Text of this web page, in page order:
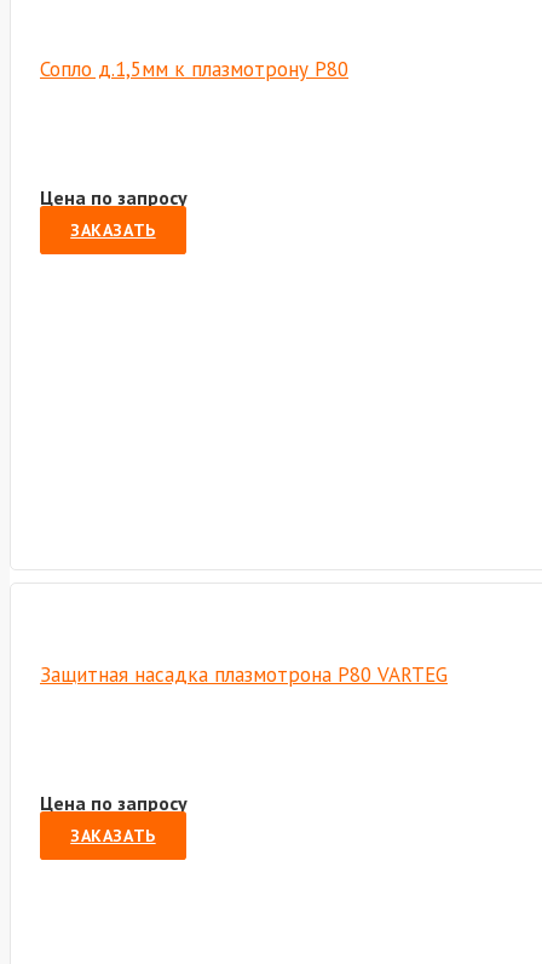
Сопло д.1,5мм к плазмотрону P80
Цена по запросу
ЗАКАЗАТЬ
Защитная насадка плазмотрона Р80 VARTEG
Цена по запросу
ЗАКАЗАТЬ